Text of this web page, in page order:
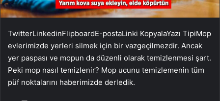
TwitterLinkedinFlipboardE-postaLinki KopyalaYazı TipiMop
evlerimizde yerleri silmek için bir vazgeçilmezdir. Ancak
yer paspası ve mopun da düzenli olarak temizlenmesi şart.
Peki mop nasıl temizlenir? Mop ucunu temizlemenin tüm
püf noktalarını haberimizde derledik.